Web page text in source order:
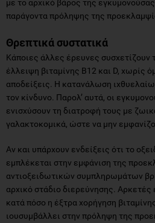
με το αρχικό βάρος της
παράγοντα πρόληψης της
Θρεπτικά συστατικά
Κάποιες άλλες έρευνες συσχετίζουν
έλλειψη βιταμίνης Β12 και D, χωρίς
αποδείξεις. Η κατανάλωση
τον κίνδυνο. Παρολ’ αυτά, οι
ενισχύσουν τη διατροφή τους με
γαλακτοκομικά, ώστε να μην
Αν και υπάρχουν ενδείξεις ότι το
εμπλέκεται στην εμφάνιση της
αντιοξειδωτικών συμπληρωμάτων
αρχικό στάδιο διερεύνησης.
κατά πόσο η έξτρα χορήγηση
ιουσυμβάλλει στην πρόληψη της